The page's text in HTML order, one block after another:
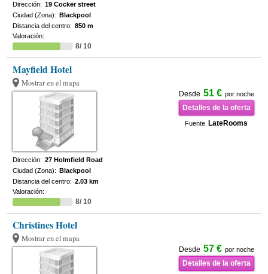
Dirección: 19 Cocker street
Ciudad (Zona): Blackpool
Distancia del centro: 850 m
Valoración:
8/ 10
Mayfield Hotel
Mostrar en el mapa
Desde 51 € por noche
Detalles de la oferta
Fuente LateRooms
Dirección: 27 Holmfield Road
Ciudad (Zona): Blackpool
Distancia del centro: 2.03 km
Valoración:
8/ 10
Christines Hotel
Mostrar en el mapa
Desde 57 € por noche
Detalles de la oferta